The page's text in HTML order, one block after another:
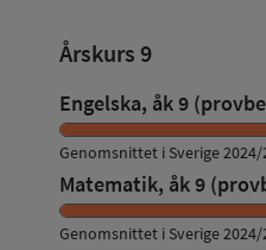
Årskurs 9
Engelska, åk 9
Genomsnittet i Sverige 2024/
Matematik, åk 9
Genomsnittet i Sverige 2024/